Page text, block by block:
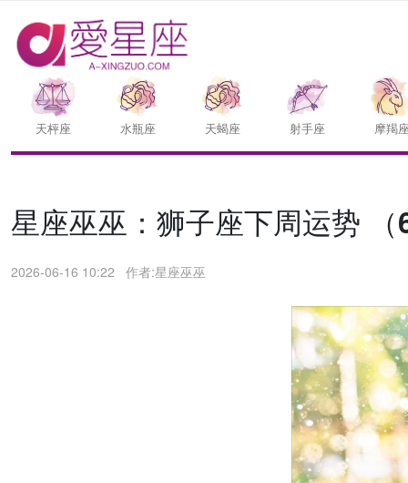
天枰座 水瓶座 天蝎座 射手座 摩羯
星座巫巫：狮子座下周运势
2026-06-16 10:22 作者:星座巫巫